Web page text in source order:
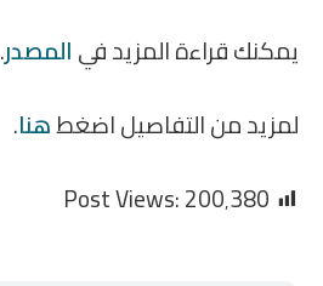
يمكنك قراءة المزيد فيالمصدر.
لمزيد من التفاصيل اضغطهنا.
Post Views:200٬380